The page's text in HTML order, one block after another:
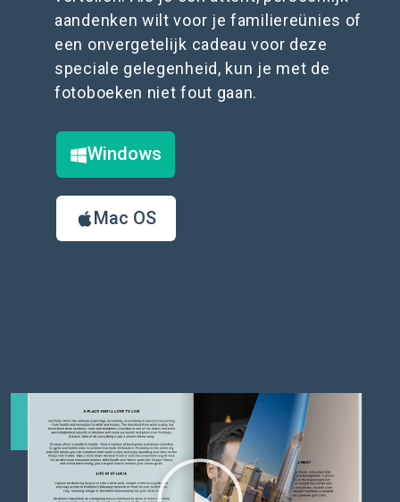
aandenken wilt voor je familiereünies of
een onvergetelijk cadeau voor deze
speciale gelegenheid, kun je met de
fotoboeken niet fout gaan.
Windows
Mac OS